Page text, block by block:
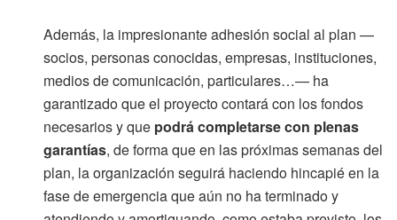
Además, la impresionante adhesión social al plan —
socios, personas conocidas, empresas, instituciones,
medios de comunicación, particulares…— ha
garantizado que el proyecto contará con los fondos
necesarios y que podrá completarse con plenas
garantías, de forma que en las próximas semanas del
plan, la organización seguirá haciendo hincapié en la
fase de emergencia que aún no ha terminado y